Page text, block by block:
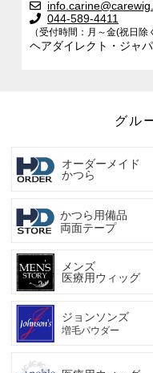
044-589-4411
（受付時間：月～金(祝日除
ヘアダイレクト・ジャ
グル
オーダーメイド
かつら
かつら用備品
両面テープ
メンズ
医療用ウィッグ
ジョンソンズ
増毛パウダー